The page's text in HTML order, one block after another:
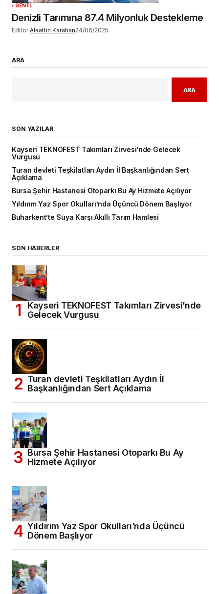
GENEL
Denizli Tarımına 87.4 Milyonluk Destekleme
Editör Alaattin Karahan24/06/2025
ARA
ARA
SON YAZILAR
Kayseri TEKNOFEST Takımları Zirvesi’nde Gelecek
Vurgusu
Turan devleti Teşkilatları Aydın İl Başkanlığından Sert
Açıklama
Bursa Şehir Hastanesi Otoparkı Bu Ay Hizmete Açılıyor
Yıldırım Yaz Spor Okulları’nda Üçüncü Dönem Başlıyor
Buharkent’te Suya Karşı Akıllı Tarım Hamlesi
SON HABERLER
Kayseri TEKNOFEST Takımları Zirvesi’nde
Gelecek Vurgusu
Turan devleti Teşkilatları Aydın İl
Başkanlığından Sert Açıklama
Bursa Şehir Hastanesi Otoparkı Bu Ay
Hizmete Açılıyor
Yıldırım Yaz Spor Okulları’nda Üçüncü
Dönem Başlıyor